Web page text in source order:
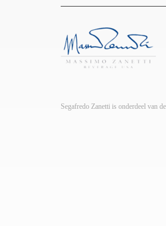
Segafredo Zanetti is onderdeel van de